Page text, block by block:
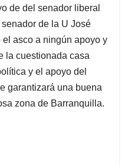
de del senador liberal
de la U José
asco a ningún apoyo y
la cuestionada casa
y el apoyo del
garantizará una buena
zona de Barranquilla.